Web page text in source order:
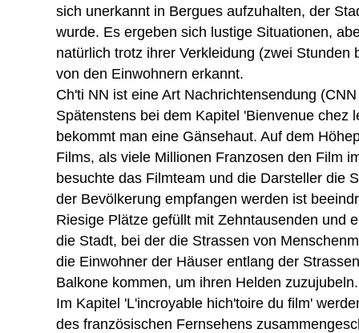
sich unerkannt in Bergues aufzuhalten, der
wurde. Es ergeben sich lustige Situationen,
natürlich trotz ihrer Verkleidung (zwei Stunden
von den Einwohnern erkannt.
Ch'ti NN ist eine Art Nachrichtensendung
Spätenstens bei dem Kapitel 'Bienvenue chez
bekommt man eine Gänsehaut. Auf dem
Films, als viele Millionen Franzosen den Film
besuchte das Filmteam und die Darsteller die
der Bevölkerung empfangen werden ist
Riesige Plätze gefüllt mit Zehntausenden und
die Stadt, bei der die Strassen von
die Einwohner der Häuser entlang der
Balkone kommen, um ihren Helden zuzujubeln.
Im Kapitel 'L'incroyable hich'toire du film'
des französischen Fernsehens